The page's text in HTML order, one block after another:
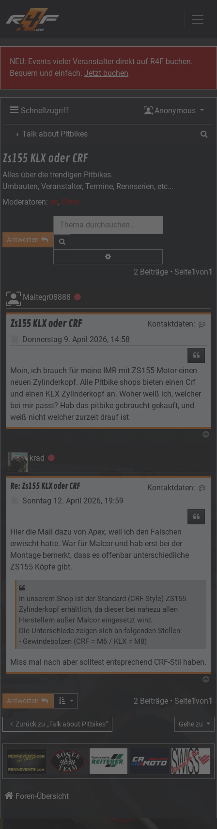
NEU: Events vieler Veranstalter direkt auf R4F buchen.
Bequem und einfach.Jetzt buchen
Schnellzugriff Anonymous
Talk about Pitbikes
Zs155 KLX oder CRF
Alles über die trendigen Pitbikes.
Umbauten, Veranstalter, Termine, Rennserien, etc...
Moderatoren: as, Chris
Antworten
2 Beiträge • Seite1von1
Maltegr08888 Offline
Zs155 KLX oder CRF Kontaktdaten:
Beitrag
Donnerstag 9. April 2026, 14:58
Moin, ich brauch für meine IMR mit ZS155 Motor einen
neuen Zylinderkopf. Alle Pitbike shops bieten einen Crf
und einen KLX Zylinderkopf an. Woher weiß ich, welcher
bei mir passt? Hab das pitbike gebraucht gekauft, und
weiß nicht welcher zurzeit drauf ist
krad Offline
Re: Zs155 KLX oder CRF Kontaktdaten:
Beitrag
Sonntag 12. April 2026, 19:59
Hier die Mail dazu von Apex, weil ich den Falschen
erwischt hatte. War für Malcor und hab erst bei der
Montage bemerkt, dass es offenbar unterschiedliche
ZS155 Köpfe gibt.
In unserem Shop ist der Standard (CRF-Style) ZS155
Zylinderkopf erhältlich, da dieser bei nahezu allen
Herstellern außer Malcor eingesetzt wird.
Die Unterschiede zeigen sich an folgenden Stellen:
- Gewindebolzen (CRF = M6 / KLX = M8)
Miss mal nach aber solltest entsprechend CRF-Stil haben.
Antworten 2 Beiträge • Seite1von1
Zurück zu „Talk about Pitbikes“ Gehe zu
Foren-Übersicht